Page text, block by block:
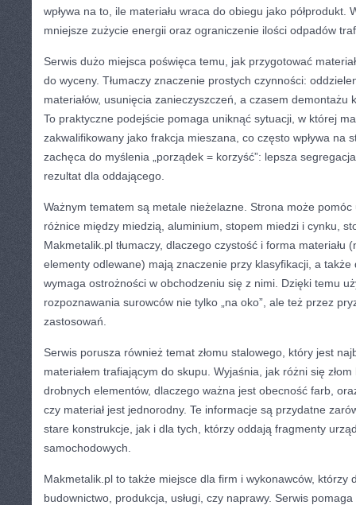
wpływa na to, ile materiału wraca do obiegu jako półprodukt.
mniejsze zużycie energii oraz ograniczenie ilości odpadów
Serwis dużo miejsca poświęca temu, jak przygotować
do wyceny. Tłumaczy znaczenie prostych czynności:
materiałów, usunięcia zanieczyszczeń, a czasem demontażu
To praktyczne podejście pomaga uniknąć sytuacji, w której
zakwalifikowany jako frakcja mieszana, co często wpływa na
zachęca do myślenia „porządek = korzyść”: lepsza
rezultat dla oddającego.
Ważnym tematem są metale nieżelazne. Strona może
różnice między miedzią, aluminium, stopem miedzi i cynku,
Makmetalik.pl tłumaczy, dlaczego czystość i forma materiału
elementy odlewane) mają znaczenie przy klasyfikacji, a także
wymaga ostrożności w obchodzeniu się z nimi. Dzięki temu
rozpoznawania surowców nie tylko „na oko”, ale też przez
zastosowań.
Serwis porusza również temat złomu stalowego, który jest
materiałem trafiającym do skupu. Wyjaśnia, jak różni się
drobnych elementów, dlaczego ważna jest obecność farb,
czy materiał jest jednorodny. Te informacje są przydatne
stare konstrukcje, jak i dla tych, którzy oddają fragmenty
samochodowych.
Makmetalik.pl to także miejsce dla firm i wykonawców, którzy
budownictwo, produkcja, usługi, czy naprawy. Serwis